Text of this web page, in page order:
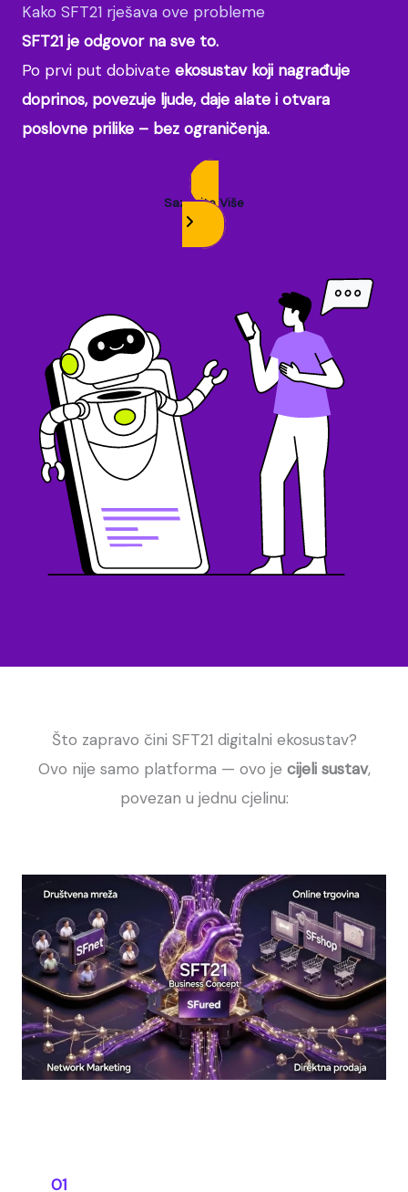
Kako SFT21 rješava ove probleme
SFT21 je odgovor na sve to.
Po prvi put dobivate ekosustav koji nagrađuje
doprinos, povezuje ljude, daje alate i otvara
poslovne prilike – bez ograničenja.
Saznajte Više
Što zapravo čini SFT21 digitalni ekosustav?
Ovo nije samo platforma — ovo je cijeli sustav,
povezan u jednu cjelinu:
01